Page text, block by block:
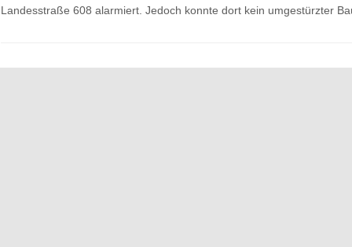
Landesstraße 608 alarmiert. Jedoch konnte dort kein umgestürzter